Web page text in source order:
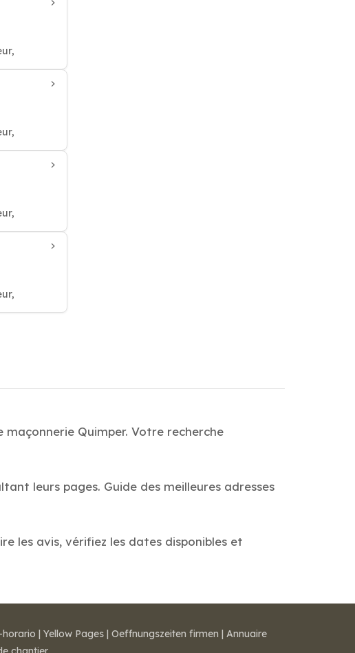
Quimper. Votre recherche
leurs pages. Guide des meilleures adresses
les avis, vérifiez les dates disponibles et
| Yellow Pages | Oeffnungszeiten firmen | Annuaire